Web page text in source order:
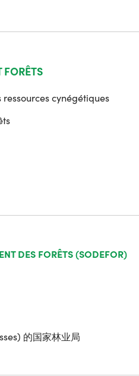
FORÊTS
cynégétiques
DES FORÊTS (SODEFOR)
的国家林业局